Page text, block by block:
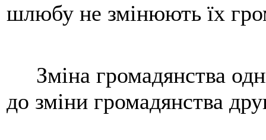
шлюбу не змінюють їх
Зміна громадянства
до зміни громадянства